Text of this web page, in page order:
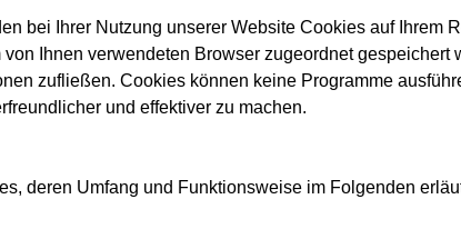
bei Ihrer Nutzung unserer Website Cookies auf Ihrem
Ihnen verwendeten Browser zugeordnet
zufließen. Cookies können keine Programme
und effektiver zu machen.
deren Umfang und Funktionsweise im Folgenden